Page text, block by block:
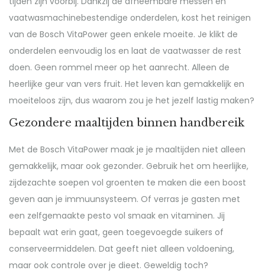
vaatwasmachinebestendige onderdelen, kost het reinigen
van de Bosch VitaPower geen enkele moeite. Je klikt de
onderdelen eenvoudig los en laat de vaatwasser de rest
doen. Geen rommel meer op het aanrecht. Alleen de
heerlijke geur van vers fruit. Het leven kan gemakkelijk en
moeiteloos zijn, dus waarom zou je het jezelf lastig maken?
Gezondere maaltijden binnen handbereik
Met de Bosch VitaPower maak je je maaltijden niet alleen
gemakkelijk, maar ook gezonder. Gebruik het om heerlijke,
zijdezachte soepen vol groenten te maken die een boost
geven aan je immuunsysteem. Of verras je gasten met
een zelfgemaakte pesto vol smaak en vitaminen. Jij
bepaalt wat erin gaat, geen toegevoegde suikers of
conserveermiddelen. Dat geeft niet alleen voldoening,
maar ook controle over je dieet. Geweldig toch?